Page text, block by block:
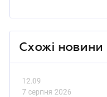
Схожі новини
12.09
7 серпня 2026